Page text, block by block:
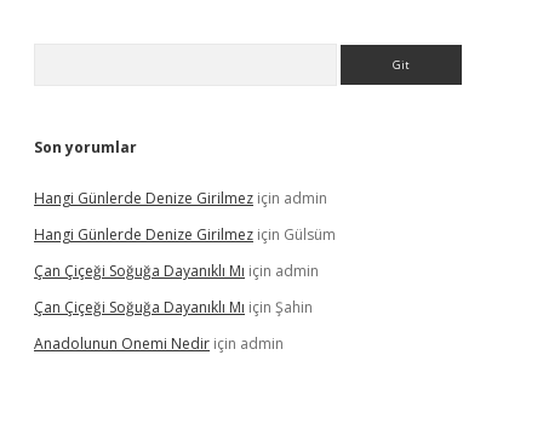
Son yorumlar
Hangi Günlerde Denize Girilmez için admin
Hangi Günlerde Denize Girilmez için Gülsüm
Çan Çiçeği Soğuğa Dayanıklı Mı için admin
Çan Çiçeği Soğuğa Dayanıklı Mı için Şahin
Anadolunun Onemi Nedir için admin